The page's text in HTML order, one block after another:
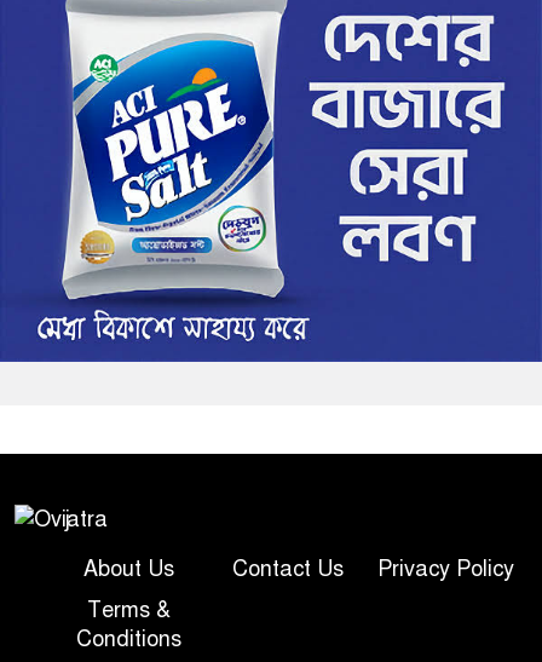
About Us Contact Us
Privacy Policy
Terms &
Conditions